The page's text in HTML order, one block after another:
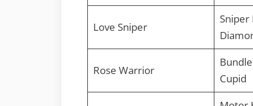
Love Sniper
Sniper
Rose Warrior
Cupid